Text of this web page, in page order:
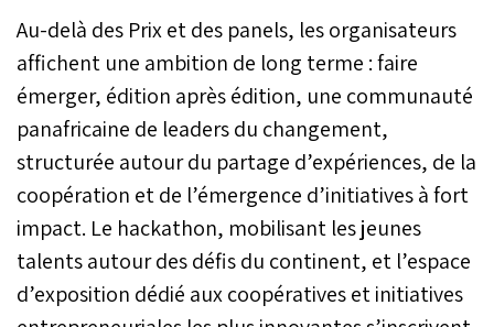
Au-delà des Prix et des panels, les organisateurs
affichent une ambition de long terme : faire
émerger, édition après édition, une communauté
panafricaine de leaders du changement,
structurée autour du partage d’expériences, de la
coopération et de l’émergence d’initiatives à fort
impact. Le hackathon, mobilisant les jeunes
talents autour des défis du continent, et l’espace
d’exposition dédié aux coopératives et initiatives